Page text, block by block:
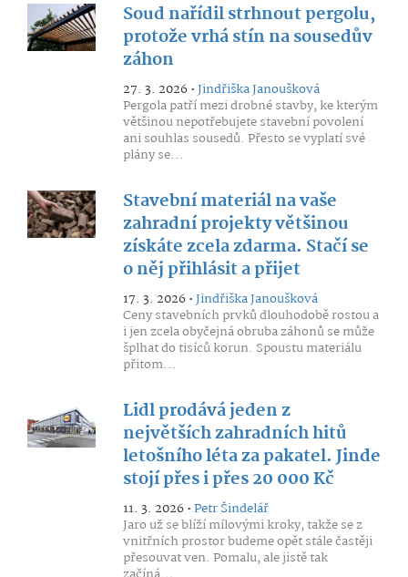
Soud nařídil strhnout pergolu,
protože vrhá stín na sousedův
záhon
27. 3. 2026 •Jindřiška Janoušková
Pergola patří mezi drobné stavby, ke kterým
většinou nepotřebujete stavební povolení
ani souhlas sousedů. Přesto se vyplatí své
plány se...
Stavební materiál na vaše
zahradní projekty většinou
získáte zcela zdarma. Stačí se
o něj přihlásit a přijet
17. 3. 2026 •Jindřiška Janoušková
Ceny stavebních prvků dlouhodobě rostou a
i jen zcela obyčejná obruba záhonů se může
šplhat do tisíců korun. Spoustu materiálu
přitom...
Lidl prodává jeden z
největších zahradních hitů
letošního léta za pakatel. Jinde
stojí přes i přes 20 000 Kč
11. 3. 2026 •Petr Šindelář
Jaro už se blíží mílovými kroky, takže se z
vnitřních prostor budeme opět stále častěji
přesouvat ven. Pomalu, ale jistě tak